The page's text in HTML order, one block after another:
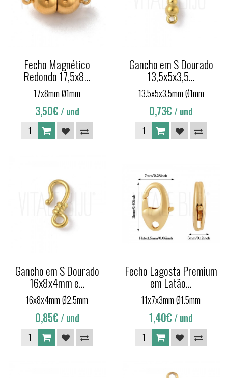
Fecho Magnético
Redondo 17,5x8...
17x8mm Ø1mm
3,50€ / und
Gancho em S Dourado
13,5x5x3,5...
13.5x5x3.5mm Ø1mm
0,73€ / und
Gancho em S Dourado
16x8x4mm e...
16x8x4mm Ø2.5mm
0,85€ / und
Fecho Lagosta Premium
em Latão...
11x7x3mm Ø1.5mm
1,40€ / und